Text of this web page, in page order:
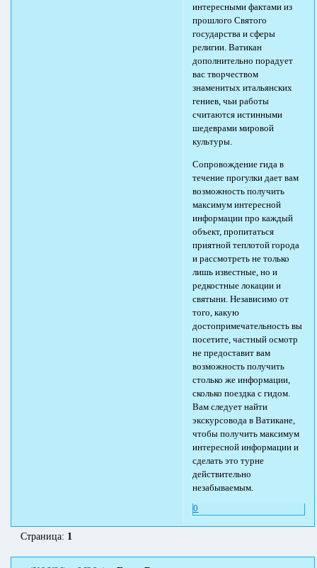
интересными фактами из
прошлого Святого
государства и сферы
религии. Ватикан
дополнительно порадует
вас творчеством
знаменитых итальянских
гениев, чьи работы
считаются истинными
шедеврами мировой
культуры.
Сопровождение гида в
течение прогулки дает вам
возможность получить
максимум интересной
информации про каждый
объект, пропитаться
приятной теплотой города
и рассмотреть не только
лишь известные, но и
редкостные локации и
святыни. Независимо от
того, какую
достопримечательность вы
посетите, частный осмотр
не предоставит вам
возможность получить
столько же информации,
сколько поездка с гидом.
Вам следует найти
экскурсовода в Ватикане,
чтобы получить максимум
интересной информации и
сделать это турне
действительно
незабываемым.
0
Страница: 1